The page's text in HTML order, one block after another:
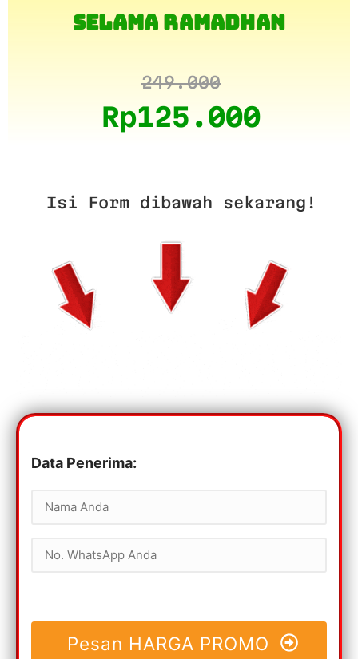
SELAMA RAMADHAN
249.000
Rp125.000
Isi Form dibawah sekarang!
Data Penerima:
Pesan HARGA PROMO